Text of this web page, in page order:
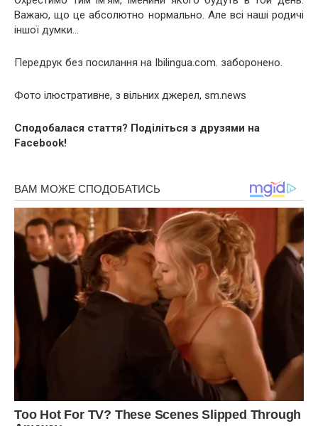
Важаю, що це абсолютно нормально. Але всі наші родичі
іншої думки…
Передрук без посилання на Ibilingua.com. заборонено.
Фото ілюстративне, з вільних джерел, sm.news
Сподобалася стаття? Поділіться з друзями на
Facebook!